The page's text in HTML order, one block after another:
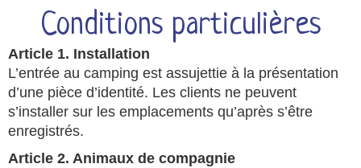
Conditions particulières
Article 1. Installation
L’entrée au camping est assujettie à la présentation
d’une pièce d’identité. Les clients ne peuvent
s’installer sur les emplacements qu’après s’être
enregistrés.
Article 2. Animaux de compagnie